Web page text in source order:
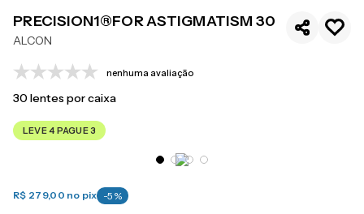
PRECISION1®FOR ASTIGMATISM 30
ALCON
nenhuma avaliação
30lentes por caixa
LEVE 4 PAGUE 3
R$ 279,00 no pix -5 %